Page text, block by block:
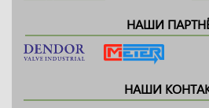
НАШИ
НАШИ